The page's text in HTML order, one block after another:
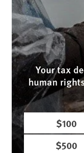
Your tax
human
$100
$500